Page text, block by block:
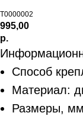
T0000002
995,00
р.
Способ
Материал:
Размеры,